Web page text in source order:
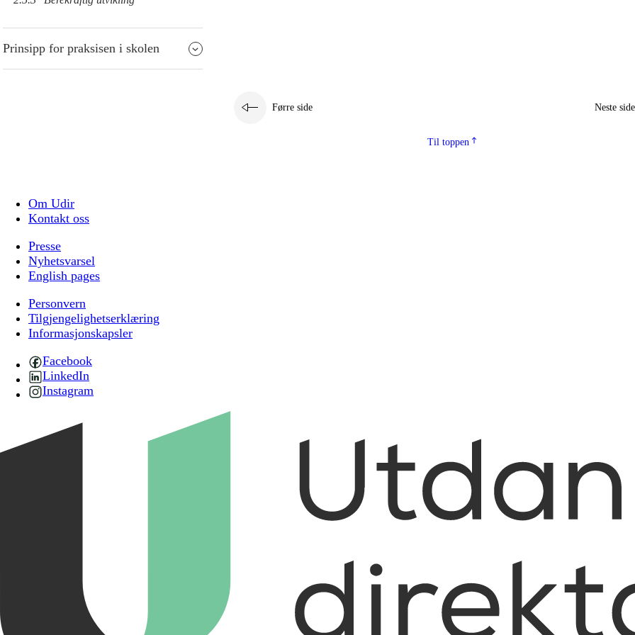
Prinsipp for praksisen i skolen
Førre side Neste side
Til toppen
Om Udir
Kontakt oss
Presse
Nyhetsvarsel
English pages
Personvern
Tilgjengelighetserklæring
Informasjonskapsler
Facebook
LinkedIn
Instagram